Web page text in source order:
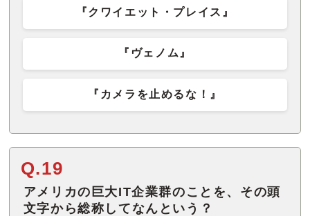
『クワイエット・プレイス』
『ヴェノム』
『カメラを止めるな！』
Q.19
アメリカの巨大IT企業群のことを、その頭
文字から総称してなんという？